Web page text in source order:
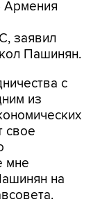
Армения
заявил
Пашинян.
с
из
свое
мне
на